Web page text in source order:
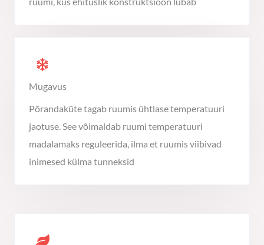
Mugavus
Põrandaküte tagab ruumis ühtlase temperatuuri
jaotuse. See võimaldab ruumi temperatuuri
madalamaks reguleerida, ilma et ruumis viibivad
inimesed külma tunneksid